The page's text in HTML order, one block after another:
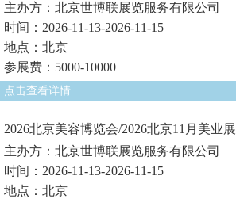
主办方：北京世博联展览服务有限公司
时间：2026-11-13-2026-11-15
地点：北京
参展费：5000-10000
点击查看详情
2026北京美容博览会/2026北京11月美业展
主办方：北京世博联展览服务有限公司
时间：2026-11-13-2026-11-15
地点：北京